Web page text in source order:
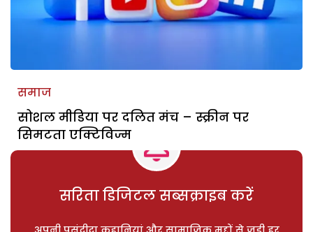
समाज
सोशल मीडिया पर दलित मंच – स्क्रीन पर
सिमटता एक्टिविज्म
सरिता डिजिटल सब्सक्राइब करें